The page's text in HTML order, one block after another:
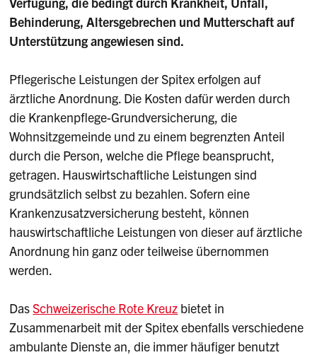
Behinderung, Altersgebrechen und Mutterschaft auf
Unterstützung angewiesen sind.
Pflegerische Leistungen der Spitex erfolgen auf
ärztliche Anordnung. Die Kosten dafür werden durch
die Krankenpflege-Grundversicherung, die
Wohnsitzgemeinde und zu einem begrenzten Anteil
durch die Person, welche die Pflege beansprucht,
getragen. Hauswirtschaftliche Leistungen sind
grundsätzlich selbst zu bezahlen. Sofern eine
Krankenzusatzversicherung besteht, können
hauswirtschaftliche Leistungen von dieser auf ärztliche
Anordnung hin ganz oder teilweise übernommen
werden.
DasSchweizerische Rote Kreuz bietet in
Zusammenarbeit mit der Spitex ebenfalls verschiedene
ambulante Dienste an, die immer häufiger benutzt